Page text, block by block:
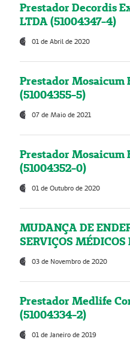
Prestador Decordis
LTDA (51004347-4)
01 de Abril de 2020
Prestador Mosaicum
(51004355-5)
07 de Maio de 2021
Prestador Mosaicum
(51004352-0)
01 de Outubro de 2020
MUDANÇA DE
SERVIÇOS
03 de Novembro de 2020
Prestador Medlife
(51004334-2)
01 de Janeiro de 2019